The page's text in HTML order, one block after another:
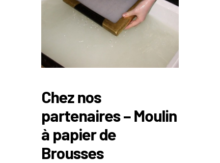
Chez nos
partenaires – Moulin
à papier de
Brousses